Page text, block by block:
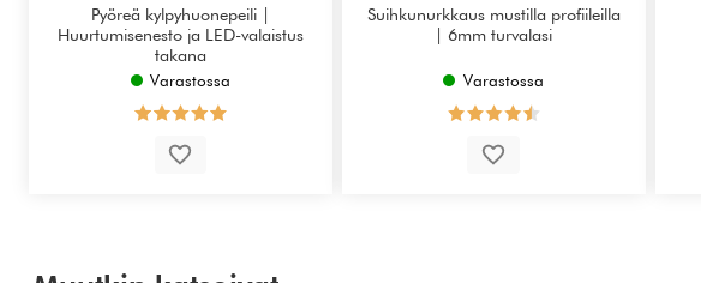
Pyöreä kylpyhuonepeili |
Huurtumisenesto ja LED-valaistus
takana
Varastossa
Suihkunurkkaus mustilla profiileilla
| 6mm turvalasi
Varastossa